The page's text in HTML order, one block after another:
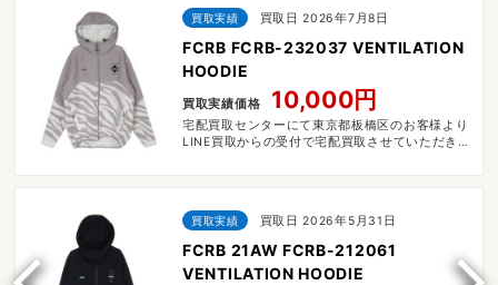
買取実績 買取日 2026年7月8日
FCRB FCRB-232037 VENTILATION
HOODIE
買取実績価格 10,000円
宅配買取センターにて東京都板橋区のお客様より
LINE買取からの受付で宅配買取させていただきま
買取実績 買取日 2026年5月31日
FCRB 21AW FCRB-212061
VENTILATION HOODIE